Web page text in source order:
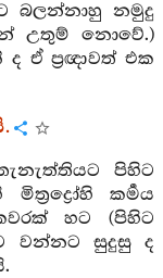
බලන්නාහු නමුදු
උතුම් නොවේ.)
ද ඒ ප්‍රඥාවත් එක
පිහිට
කර්‍මය
හට (පිහිට
වන්නට සුදුසු ද